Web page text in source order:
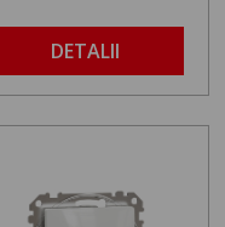
DETALII